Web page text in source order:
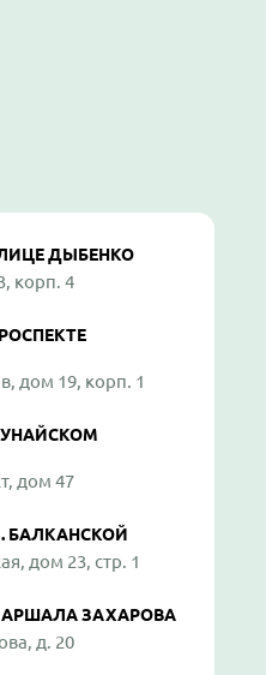
ДЫБЕНКО
корп. 4
дом 19, корп. 1
дом 47
БАЛКАНСКОЙ
дом 23, стр. 1
ЗАХАРОВА
д. 20